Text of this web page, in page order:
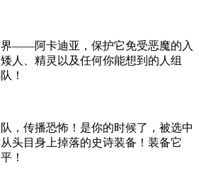
——阿卡迪亚，保护它免受恶魔的入
人、精灵以及任何你能想到的人组
！
，传播恐怖！是你的时候了，被选中
头目身上掉落的史诗装备！装备它
！